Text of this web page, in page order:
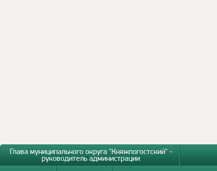
Глава муниципального округа "Княжпогостский" -
руководитель администрации